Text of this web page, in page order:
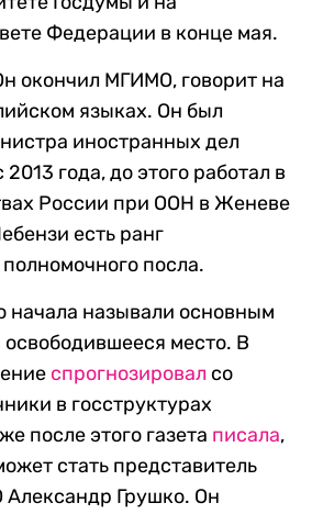
Федерации в конце мая.
окончил МГИМО, говорит на
языках. Он был
иностранных дел
года, до этого работал в
России при ООН в Женеве
есть ранг
посла.
начала называли основным
место. В
спрогнозировал со
в госструктурах
после этого газета писала,
стать представитель
Грушко. Он